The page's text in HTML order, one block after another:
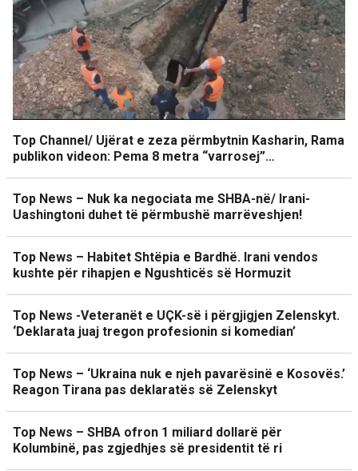
Top Channel/ Ujërat e zeza përmbytnin Kasharin, Rama
publikon videon: Pema 8 metra “varrosej”…
Top News – Nuk ka negociata me SHBA-në/ Irani-
Uashingtoni duhet të përmbushë marrëveshjen!
Top News – Habitet Shtëpia e Bardhë. Irani vendos
kushte për rihapjen e Ngushticës së Hormuzit
Top News -Veteranët e UÇK-së i përgjigjen Zelenskyt.
‘Deklarata juaj tregon profesionin si komedian’
Top News – ‘Ukraina nuk e njeh pavarësinë e Kosovës.’
Reagon Tirana pas deklaratës së Zelenskyt
Top News – SHBA ofron 1 miliard dollarë për
Kolumbinë, pas zgjedhjes së presidentit të ri